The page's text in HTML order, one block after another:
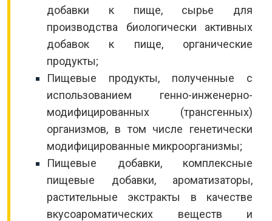
добавки к пище, сырье для
производства биологически активных
добавок к пище, органические
продукты;
Пищевые продукты, полученные с
использованием генно-инженерно-
модифицированных (трансгенных)
организмов, в том числе генетически
модифицированные микроорганизмы;
Пищевые добавки, комплексные
пищевые добавки, ароматизаторы,
растительные экстракты в качестве
вкусоароматических веществ и